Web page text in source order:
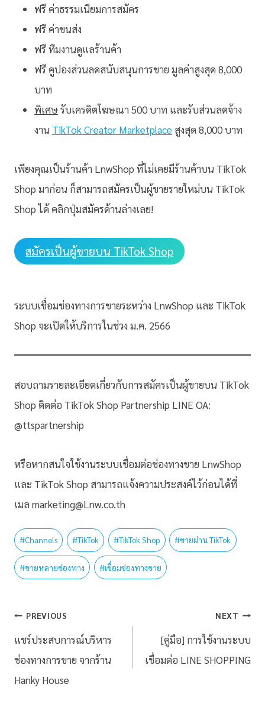
ฟรี ค่าธรรมเนียมการสมัคร
ฟรี ค่าขนส่ง
ฟรี ทีมงานดูแลร้านค้า
ฟรี คูปองส่วนลดสนับสนุนการขาย มูลค่าสูงสุด 8,000
บาท
พิเศษรับเครดิตโฆษณา 500 บาท และรับส่วนลดจ้าง
งาน TikTok Creator Marketplace สูงสุด 8,000 บาท
เพียงคุณเป็นร้านค้า LnwShop ที่ไม่เคยมีร้านค้าบน TikTok
Shop มาก่อน ก็สามารถสมัครเป็นผู้ขายรายใหม่บน TikTok
Shop ได้ คลิกปุ่มสมัครด้านล่างเลย!
สมัครเป็นผู้ขายบน TikTok Shop
ระบบเชื่อมช่องทางการขายระหว่าง LnwShop และ TikTok
Shop จะเปิดให้บริการในช่วง ม.ค. 2566
สอบถามรายละเอียดเกี่ยวกับการสมัครเป็นผู้ขายบน TikTok
Shop ติดต่อ TikTok Shop Partnership LINE OA:
@ttspartnership
หรือหากสนใจใช้งานระบบเชื่อมต่อช่องทางขาย LnwShop
และ TikTok Shop สามารถแจ้งความประสงค์ไว้ก่อนได้ที่
เมล marketing@Lnw.co.th
#Channels #TikTok #TikTok Shop #ขายผ่าน TikTok
#ขายหลายช่องทาง #เชื่อมช่องทางขาย
PREVIOUS
แชร์ประสบการณ์บริหาร
ช่องทางการขาย จากร้าน
Hanky House
NEXT
[คู่มือ] การใช้งานระบบ
เชื่อมต่อ LINE SHOPPING